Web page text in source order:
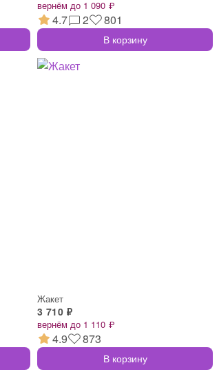
вернём до 1 090 ₽
4.7 2 801
В корзину
Жакет
3 710 ₽
вернём до 1 110 ₽
4.9 873
В корзину